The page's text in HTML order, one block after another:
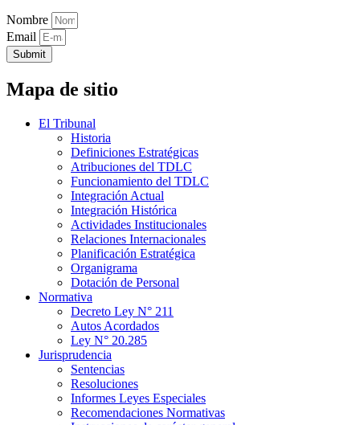
Nombre
Email
Submit
Mapa de sitio
El Tribunal
Historia
Definiciones Estratégicas
Atribuciones del TDLC
Funcionamiento del TDLC
Integración Actual
Integración Histórica
Actividades Institucionales
Relaciones Internacionales
Planificación Estratégica
Organigrama
Dotación de Personal
Normativa
Decreto Ley N° 211
Autos Acordados
Ley N° 20.285
Jurisprudencia
Sentencias
Resoluciones
Informes Leyes Especiales
Recomendaciones Normativas